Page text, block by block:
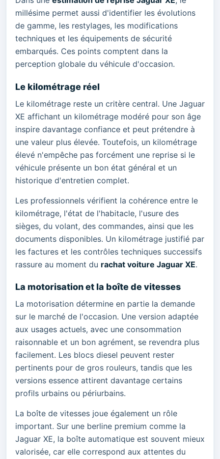
millésime permet aussi d'identifier les évolutions
de gamme, les restylages, les modifications
techniques et les équipements de sécurité
embarqués. Ces points comptent dans la
perception globale du véhicule d'occasion.
Le kilométrage réel
Le kilométrage reste un critère central. Une Jaguar
XE affichant un kilométrage modéré pour son âge
inspire davantage confiance et peut prétendre à
une valeur plus élevée. Toutefois, un kilométrage
élevé n'empêche pas forcément une reprise si le
véhicule présente un bon état général et un
historique d'entretien complet.
Les professionnels vérifient la cohérence entre le
kilométrage, l'état de l'habitacle, l'usure des
sièges, du volant, des commandes, ainsi que les
documents disponibles. Un kilométrage justifié par
les factures et les contrôles techniques successifs
rassure au moment du rachat voiture Jaguar XE.
La motorisation et la boîte de vitesses
La motorisation détermine en partie la demande
sur le marché de l'occasion. Une version adaptée
aux usages actuels, avec une consommation
raisonnable et un bon agrément, se revendra plus
facilement. Les blocs diesel peuvent rester
pertinents pour de gros rouleurs, tandis que les
versions essence attirent davantage certains
profils urbains ou périurbains.
La boîte de vitesses joue également un rôle
important. Sur une berline premium comme la
Jaguar XE, la boîte automatique est souvent mieux
valorisée, car elle correspond aux attentes du